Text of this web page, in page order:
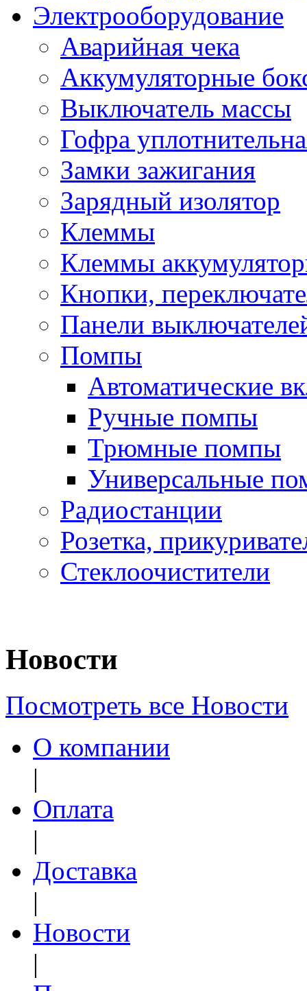
Электрооборудование
Аварийная чека
Аккумуляторные
Выключатель массы
Гофра
Замки зажигания
Зарядный изолятор
Клеммы
Клеммы
Кнопки,
Панели
Помпы
Автоматические
Ручные помпы
Трюмные помпы
Универсальные
Радиостанции
Розетка,
Стеклоочистители
Новости
Посмотреть все Новости
О компании
|
Оплата
|
Доставка
|
Новости
|